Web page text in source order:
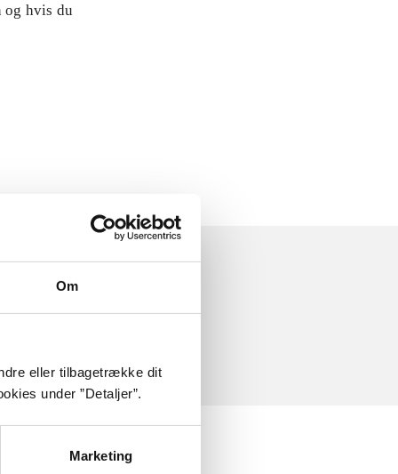
Om
eller tilbagetrække dit
under ”Detaljer”.
Marketing
og hvis du